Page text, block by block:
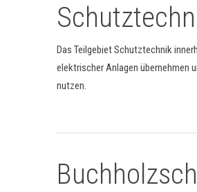
Das Teilgebiet Schutztechnik
elektrischer Anlagen übernehmen
nutzen.